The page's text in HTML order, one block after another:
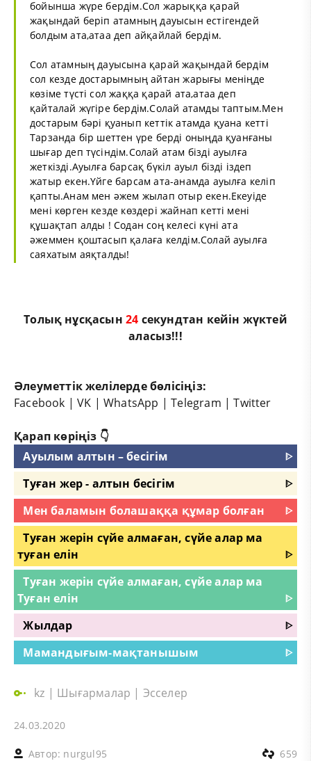
бойынша жүре бердім.Сол жарыққа қарай
жақындай беріп атамның дауысын естігендей
болдым ата,атаа деп айқайлай бердім.
Сол атамның дауысына қарай жақындай бердім
сол кезде достарымның айтан жарығы меніңде
көзіме түсті сол жаққа қарай ата,атаа деп
қайталай жүгіре бердім.Солай атамды таптым.Мен
достарым бәрі қуанып кеттік атамда қуана кетті
Тарзанда бір шеттен үре берді оныңда қуанғаны
шығар деп түсіндім.Солай атам бізді ауылға
жеткізді.Ауылға барсақ бүкіл ауыл бізді іздеп
жатыр екен.Үйге барсам ата-анамда ауылға келіп
қапты.Анам мен әжем жылап отыр екен.Екеуіде
мені көрген кезде көздері жайнап кетті мені
құшақтап алды ! Содан соң келесі күні ата
әжеммен қоштасып қалаға келдім.Солай ауылға
саяхатым аяқталды!
Толық нұсқасын24 секундтан кейін жүктей
аласыз!!!
Әлеуметтік желілерде бөлісіңіз:
Facebook |VK |WhatsApp |Telegram |Twitter
Қарап көріңіз 👇
Ауылым алтын – бесігім
ᐈ
Туған жер - алтын бесігім
ᐈ
Мен баламын болашаққа құмар болған
ᐈ
Туған жерін сүйе алмаған, сүйе алар ма
туған елін
ᐈ
Туған жерін сүйе алмаған, сүйе алар ма
Туған елін
ᐈ
Жылдар
ᐈ
Мамандығым-мақтанышым
ᐈ
kz | Шығармалар | Эсселер
24.03.2020
Автор: nurgul95 659